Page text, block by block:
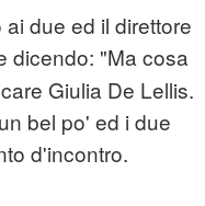
due ed il direttore
dicendo: "Ma cosa
Giulia De Lellis.
bel po' ed i due
d'incontro.